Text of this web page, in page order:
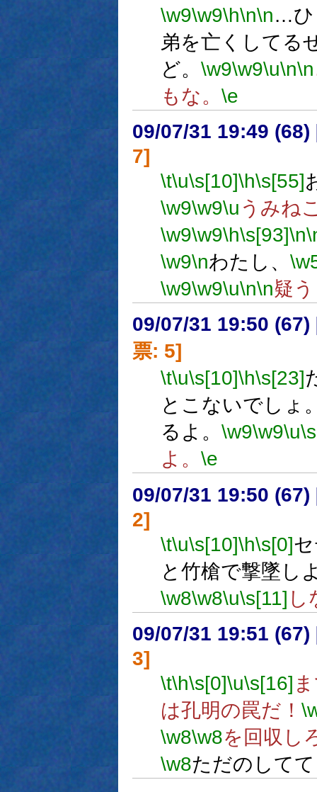
\w9\w9\h\n\n…ひ
弟を亡くしてる
ど。 \w9\w9\u\n\n
もな。 \e
09/07/31 19:49 (68)
7]
\t\u\s[10]\h\s[55]
\w9\w9\u うみね
\w9\w9\h\s[93]\n
\w9\nわたし、
\w9\w9\u\n\n疑
09/07/31 19:50 (67)
票: 5]
\t\u\s[10]\h\s[23]
とこないでしょ
るよ。 \w9\w9\u
よ。 \e
09/07/31 19:50 (67)
2]
\t\u\s[10]\h\s[0]
と竹槍で撃墜し
\w8\w8\u\s[11] し
09/07/31 19:51 (67)
3]
\t\h\s[0]\u\s[16]
は孔明の罠だ！
\w8\w8を回収し
\w8ただのして